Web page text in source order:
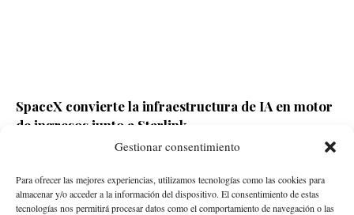
Gestionar consentimiento
Para ofrecer las mejores experiencias, utilizamos tecnologías como las cookies para
almacenar y/o acceder a la información del dispositivo. El consentimiento de estas
tecnologías nos permitirá procesar datos como el comportamiento de navegación o las
SpaceX convierte la infraestructura de IA en motor
de ingresos junto a Starlink
Hace 4 horas